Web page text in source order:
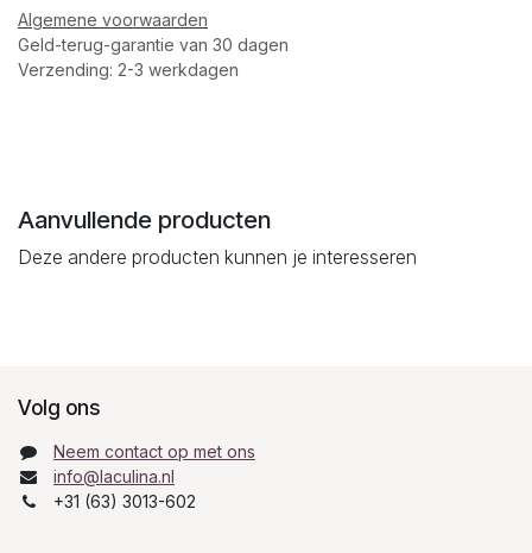
Algemene voorwaarden
Geld-terug-garantie van 30 dagen
Verzending: 2-3 werkdagen
Aanvullende producten
Deze andere producten kunnen je interesseren
Volg ons
Neem contact op met ons
info@laculina.nl
+31 (63) 3013-602